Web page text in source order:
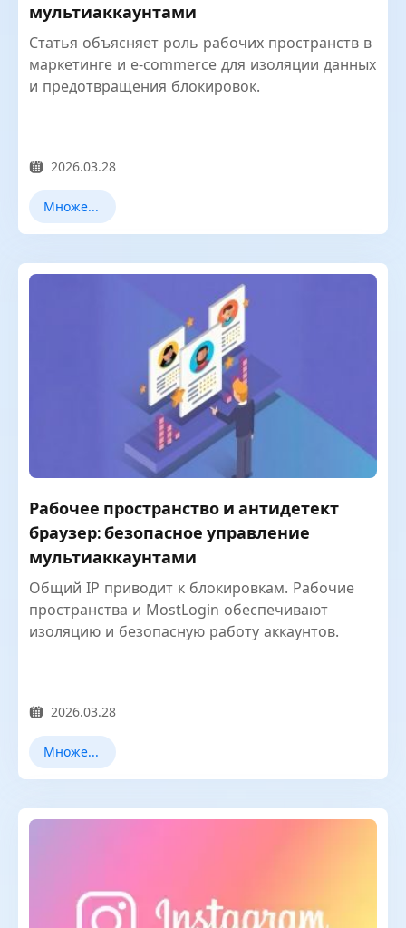
мультиаккаунтами
Статья объясняет роль рабочих пространств в
маркетинге и e-commerce для изоляции данных
и предотвращения блокировок.
2026.03.28
Множественный учет
Рабочее пространство и антидетект
браузер: безопасное управление
мультиаккаунтами
Общий IP приводит к блокировкам. Рабочие
пространства и MostLogin обеспечивают
изоляцию и безопасную работу аккаунтов.
2026.03.28
Множественный учет